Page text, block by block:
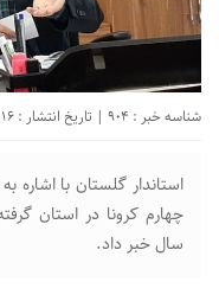
شناسه خبر : 904 | تاریخ انتشار : 16 اسفند 1399 - 21:56 |
استاندار گلستان با
چهارم کرونا در استان
سال خبر داد.